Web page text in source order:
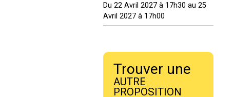
Du 22 Avril 2027 à 17h30 au 25
Avril 2027 à 17h00
Trouver une
AUTRE
PROPOSITION